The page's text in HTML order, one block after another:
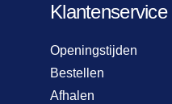
Klantenservice
Openingstijden
Bestellen
Afhalen